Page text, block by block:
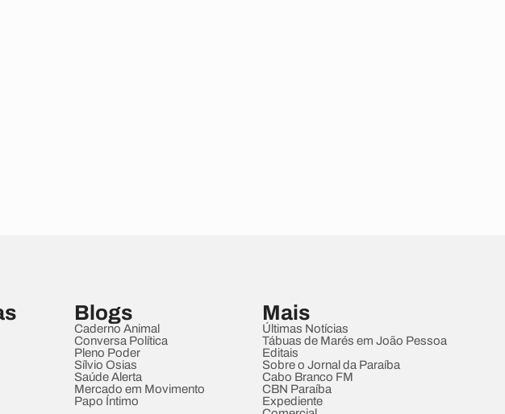
Blogs
Caderno Animal
Conversa Política
Pleno Poder
Sílvio Osias
Saúde Alerta
Mercado em Movimento
Papo Íntimo
Mais
Últimas Notícias
Tábuas de Marés em João Pessoa
Editais
Sobre o Jornal da Paraíba
Cabo Branco FM
CBN Paraíba
Expediente